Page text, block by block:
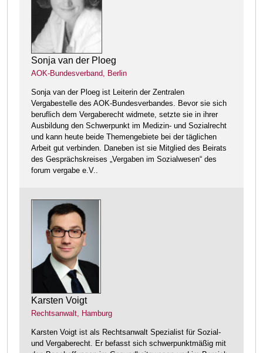
Sonja van der Ploeg
AOK-Bundesverband, Berlin
Sonja van der Ploeg ist Leiterin der Zentralen
Vergabestelle des AOK-Bundesverbandes. Bevor sie sich
beruflich dem Vergaberecht widmete, setzte sie in ihrer
Ausbildung den Schwerpunkt im Medizin- und Sozialrecht
und kann heute beide Themengebiete bei der täglichen
Arbeit gut verbinden. Daneben ist sie Mitglied des Beirats
des Gesprächskreises „Vergaben im Sozialwesen“ des
forum vergabe e.V..
Karsten Voigt
Rechtsanwalt, Hamburg
Karsten Voigt ist als Rechtsanwalt Spezialist für Sozial-
und Vergaberecht. Er befasst sich schwerpunktmäßig mit